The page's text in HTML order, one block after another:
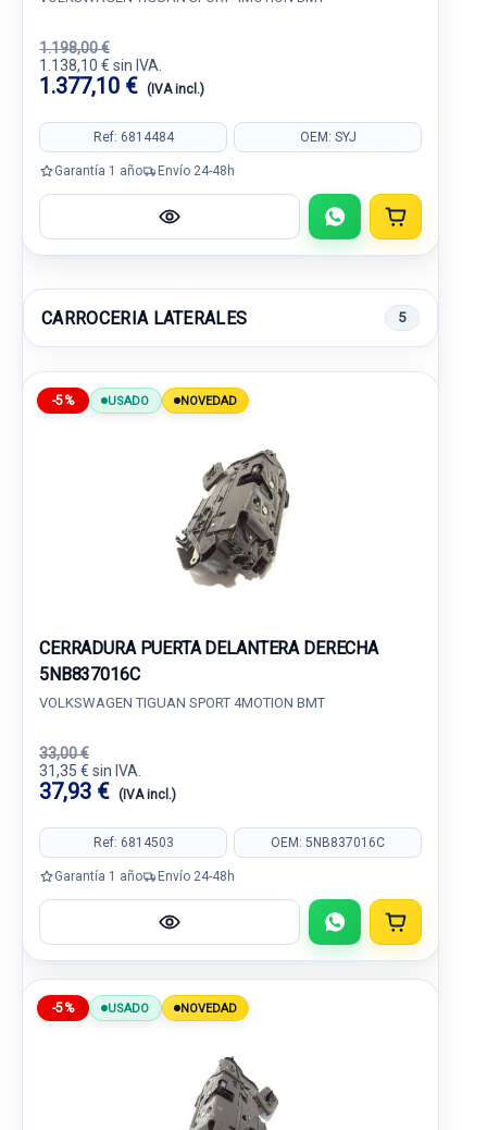
1.198,00 €
1.138,10 € sin IVA.
1.377,10 € (IVA incl.)
Ref: 6814484 OEM: SYJ
Garantía 1 año Envío 24-48h
CARROCERIA LATERALES 5
-5% USADO NOVEDAD
CERRADURA PUERTA DELANTERA DERECHA
5NB837016C
VOLKSWAGEN TIGUAN SPORT 4MOTION BMT
33,00 €
31,35 € sin IVA.
37,93 € (IVA incl.)
Ref: 6814503 OEM: 5NB837016C
Garantía 1 año Envío 24-48h
-5% USADO NOVEDAD